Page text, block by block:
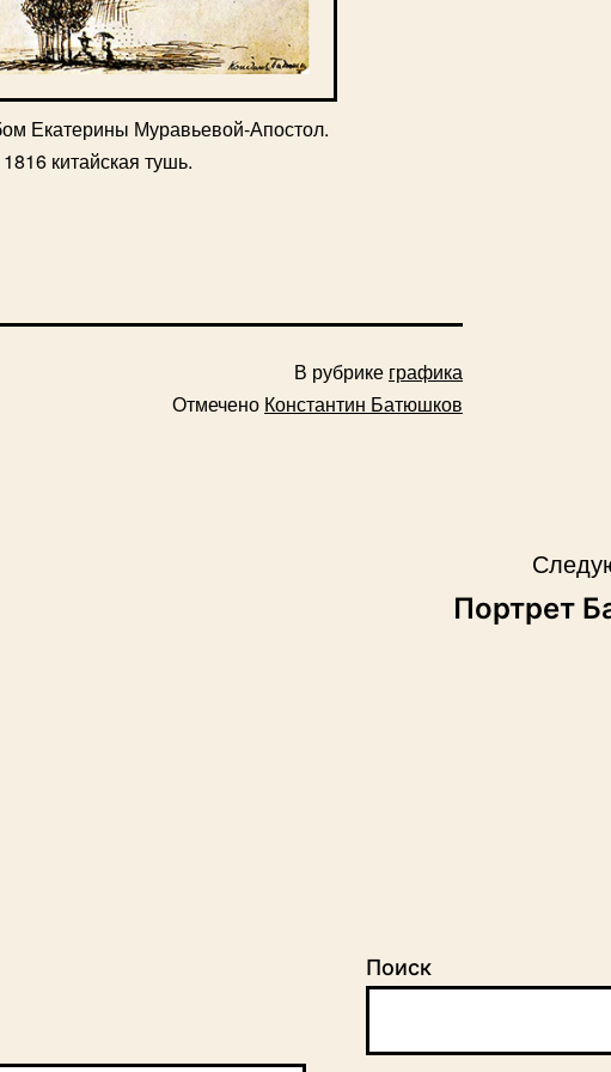
Екатерины Муравьевой-Апостол.
1816 китайская тушь.
В рубрике графика
Отмечено Константин Батюшков
Портрет
Поиск